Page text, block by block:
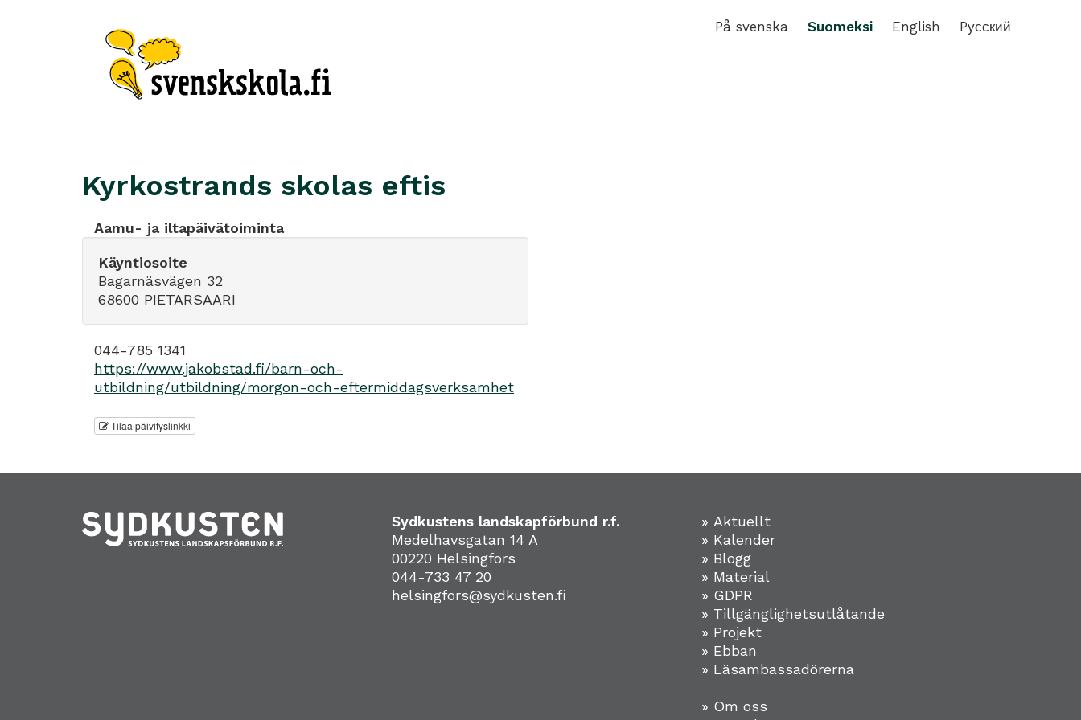
På svenska Suomeksi English Pусский
Kyrkostrands skolas eftis
Aamu- ja iltapäivätoiminta
Käyntiosoite
Bagarnäsvägen 32
68600 PIETARSAARI
044-785 1341
https://www.jakobstad.fi/barn-och-
utbildning/utbildning/morgon-och-eftermiddagsverksamhet
Tilaa päivityslinkki
Sydkustens landskapförbund r.f.
Medelhavsgatan 14 A
00220 Helsingfors
044-733 47 20
helsingfors@sydkusten.fi
» Aktuellt
» Kalender
» Blogg
» Material
» GDPR
» Tillgänglighetsutlåtande
» Projekt
» Ebban
» Läsambassadörerna
» Om oss